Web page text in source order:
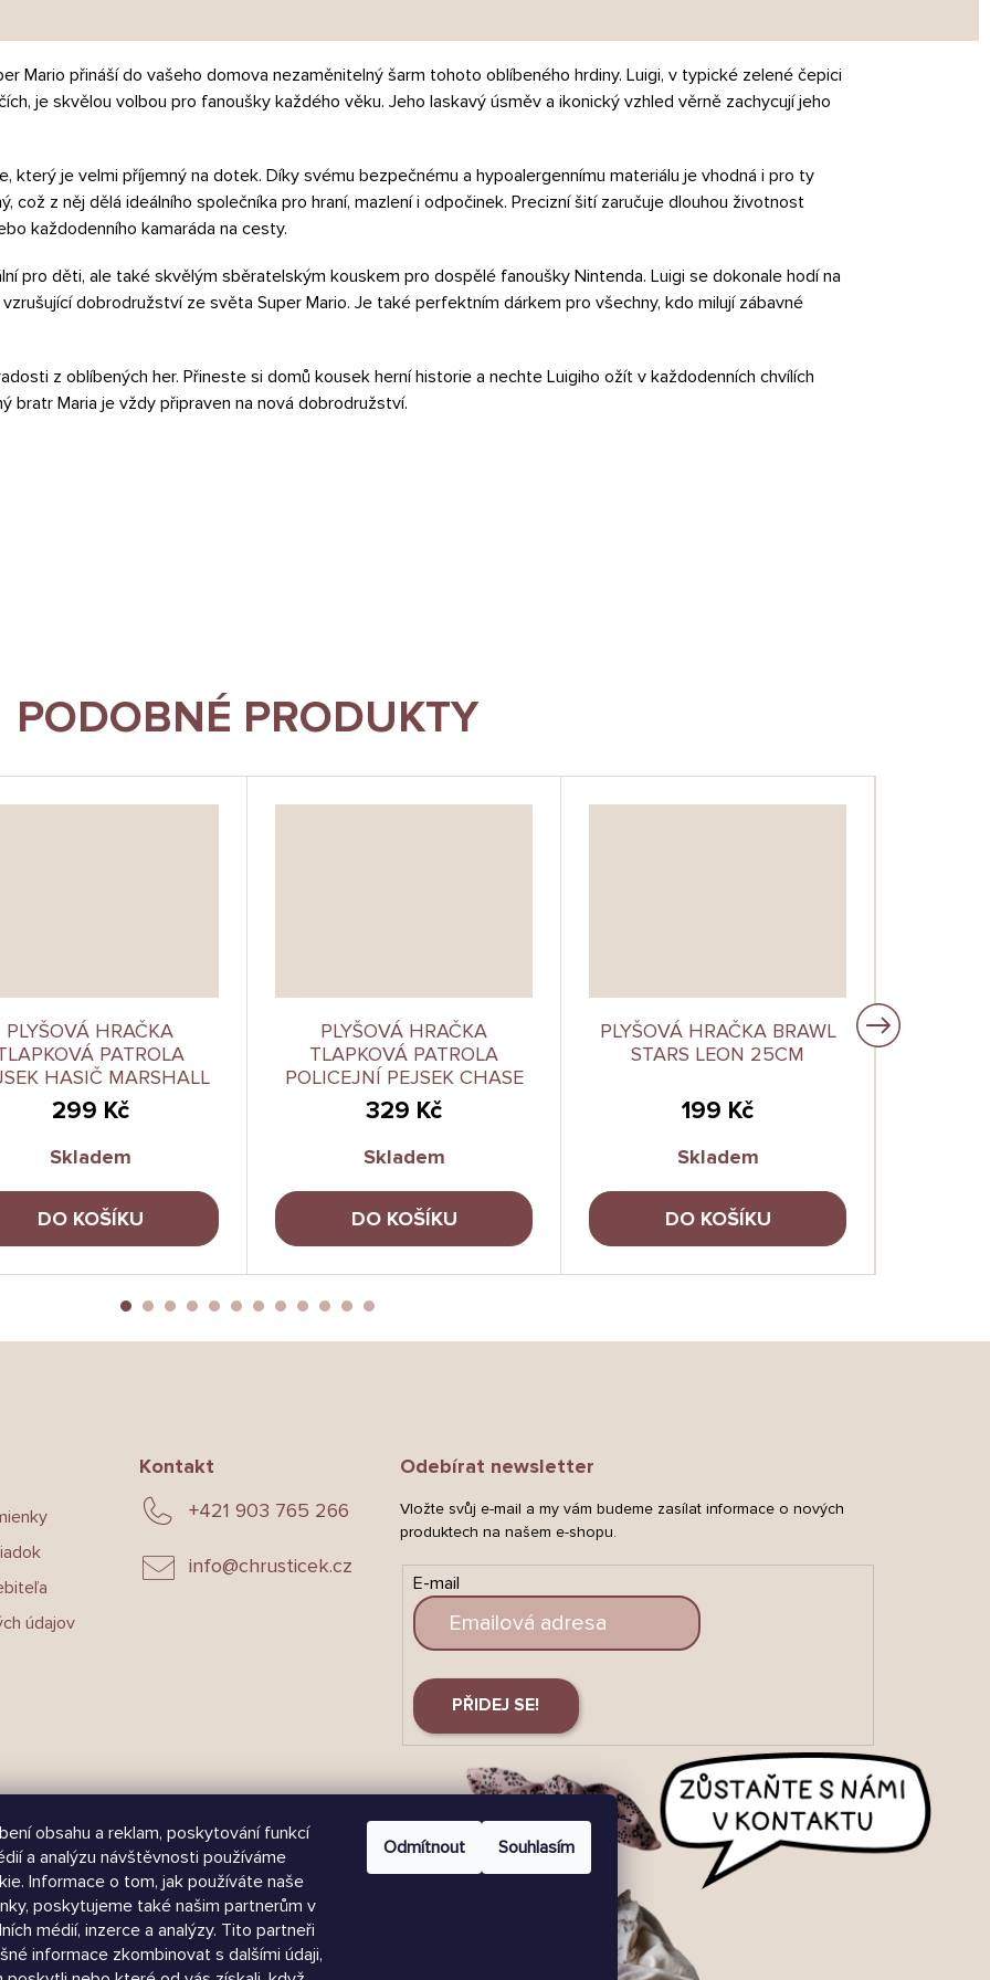
obsahu a reklam, poskytování funkcí
a analýzu návštěvnosti používáme
Informace o tom, jak používáte naše
poskytujeme také našim partnerům v
médií, inzerce a analýzy. Tito partneři
informace zkombinovat s dalšími údaji,
Odmítnout Souhlasím
Mario přináší do vašeho domova nezaměnitelný šarm tohoto oblíbeného hrdiny. Luigi, v typické zelené čepici
je skvělou volbou pro fanoušky každého věku. Jeho laskavý úsměv a ikonický vzhled věrně zachycují jeho
který je velmi příjemný na dotek. Díky svému bezpečnému a hypoalergennímu materiálu je vhodná i pro ty
což z něj dělá ideálního společníka pro hraní, mazlení i odpočinek. Precizní šití zaručuje dlouhou životnost
každodenního kamaráda na cesty.
pro děti, ale také skvělým sběratelským kouskem pro dospělé fanoušky Nintenda. Luigi se dokonale hodí na
dobrodružství ze světa Super Mario. Je také perfektním dárkem pro všechny, kdo milují zábavné
z oblíbených her. Přineste si domů kousek herní historie a nechte Luigiho ožít v každodenních chvílích
bratr Maria je vždy připraven na nová dobrodružství.
PODOBNÉ PRODUKTY
PLYŠOVÁ HRAČKA
PATROLA
HASIČ MARSHALL
23CM
299 Kč
Skladem
DO KOŠÍKU
PLYŠOVÁ HRAČKA
TLAPKOVÁ PATROLA
POLICEJNÍ PEJSEK CHASE
23CM
329 Kč
Skladem
DO KOŠÍKU
PLYŠOVÁ HRAČKA BRAWL
STARS LEON 25CM
199 Kč
Skladem
DO KOŠÍKU
údajov
Kontakt
info@chrusticek.cz
+421 903 765 266
Odebírat newsletter
Vložte svůj e-mail a my vám budeme zasílat informace o nových
produktech na našem e-shopu.
E-mail
PŘIDEJ SE!